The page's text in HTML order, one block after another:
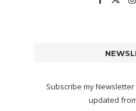
Subscribe my
updated